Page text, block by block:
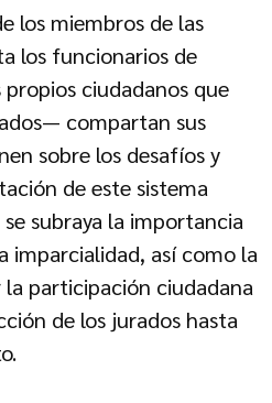
los miembros de las
los funcionarios de
ciudadanos que
compartan sus
sobre los desafíos y
de este sistema
subraya la importancia
imparcialidad, así como la
la participación ciudadana
de los jurados hasta